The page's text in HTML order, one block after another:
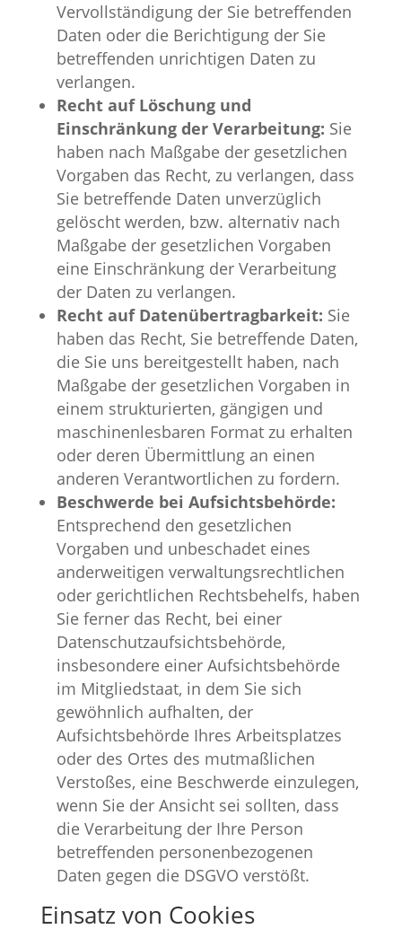
Vervollständigung der Sie betreffenden
Daten oder die Berichtigung der Sie
betreffenden unrichtigen Daten zu
verlangen.
Recht auf Löschung und
Einschränkung der Verarbeitung: Sie
haben nach Maßgabe der gesetzlichen
Vorgaben das Recht, zu verlangen, dass
Sie betreffende Daten unverzüglich
gelöscht werden, bzw. alternativ nach
Maßgabe der gesetzlichen Vorgaben
eine Einschränkung der Verarbeitung
der Daten zu verlangen.
Recht auf Datenübertragbarkeit: Sie
haben das Recht, Sie betreffende Daten,
die Sie uns bereitgestellt haben, nach
Maßgabe der gesetzlichen Vorgaben in
einem strukturierten, gängigen und
maschinenlesbaren Format zu erhalten
oder deren Übermittlung an einen
anderen Verantwortlichen zu fordern.
Beschwerde bei Aufsichtsbehörde:
Entsprechend den gesetzlichen
Vorgaben und unbeschadet eines
anderweitigen verwaltungsrechtlichen
oder gerichtlichen Rechtsbehelfs, haben
Sie ferner das Recht, bei einer
Datenschutzaufsichtsbehörde,
insbesondere einer Aufsichtsbehörde
im Mitgliedstaat, in dem Sie sich
gewöhnlich aufhalten, der
Aufsichtsbehörde Ihres Arbeitsplatzes
oder des Ortes des mutmaßlichen
Verstoßes, eine Beschwerde einzulegen,
wenn Sie der Ansicht sei sollten, dass
die Verarbeitung der Ihre Person
betreffenden personenbezogenen
Daten gegen die DSGVO verstößt.
Einsatz von Cookies